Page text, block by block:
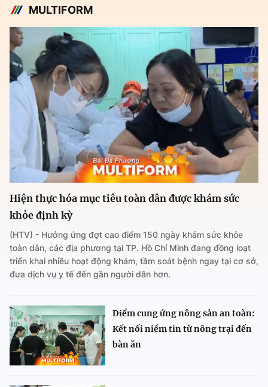
MULTIFORM
Hiện thực hóa mục tiêu toàn dân được khám sức
khỏe định kỳ
(HTV) - Hưởng ứng đợt cao điểm 150 ngày khám sức khỏe
toàn dân, các địa phương tại TP. Hồ Chí Minh đang đồng loạt
triển khai nhiều hoạt động khám, tầm soát bệnh ngay tại cơ sở,
đưa dịch vụ y tế đến gần người dân hơn.
Điểm cung ứng nông sản an toàn:
Kết nối niềm tin từ nông trại đến
bàn ăn